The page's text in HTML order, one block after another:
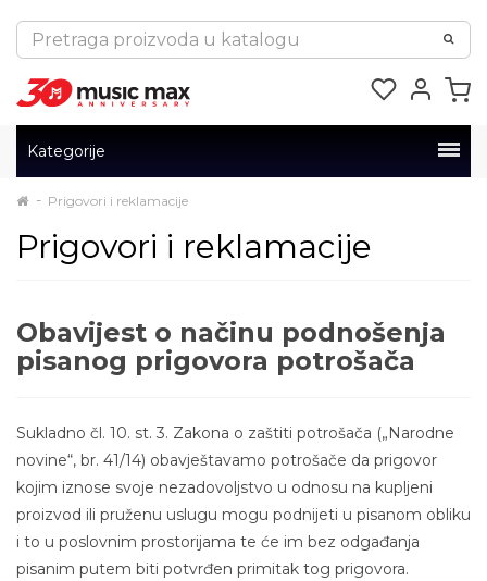
Kategorije
Prigovori i reklamacije
Prigovori i reklamacije
Obavijest o načinu podnošenja
pisanog prigovora potrošača
Sukladno čl. 10. st. 3. Zakona o zaštiti potrošača („Narodne
novine“, br. 41/14) obavještavamo potrošače da prigovor
kojim iznose svoje nezadovoljstvo u odnosu na kupljeni
proizvod ili pruženu uslugu mogu podnijeti u pisanom obliku
i to u poslovnim prostorijama te će im bez odgađanja
pisanim putem biti potvrđen primitak tog prigovora.